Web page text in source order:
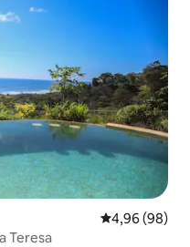
4,96 (98)
Teresa